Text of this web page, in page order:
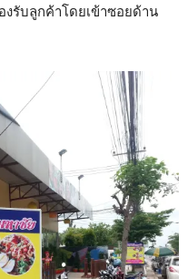
งรับลูกค้าโดยเข้าซอยด้าน